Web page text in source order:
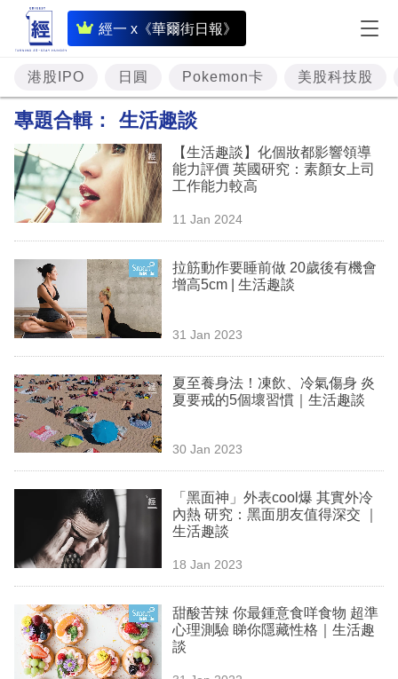
經一 x《華爾街日報》
即
時
財
經
題
投
資
樓
市
理
商
業
科
技
職
場
生
時
事
港股IPO 日圓 Pokemon卡 美股科技股
專題合輯： 生活趣談
【生活趣談】化個妝都影響領導
能力評價 英國研究：素顏女上司
工作能力較高
11 Jan 2024
拉筋動作要睡前做 20歲後有機會
增高5cm | 生活趣談
31 Jan 2023
夏至養身法！凍飲、冷氣傷身 炎
夏要戒的5個壞習慣｜生活趣談
30 Jan 2023
「黑面神」外表cool爆 其實外冷
內熱 研究：黑面朋友值得深交 ｜
生活趣談
18 Jan 2023
甜酸苦辣 你最鍾意食咩食物 超準
心理測驗 睇你隱藏性格｜生活趣
談